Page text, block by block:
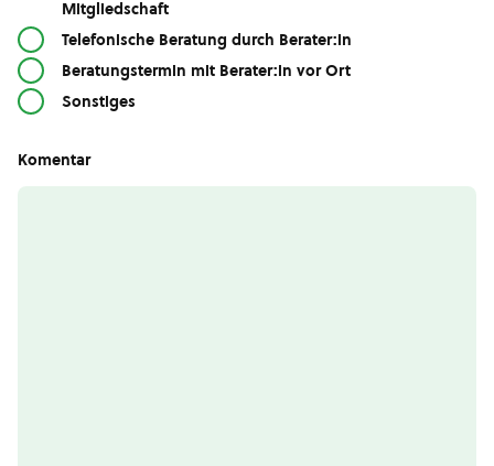
Mitgliedschaft
Telefonische Beratung durch Berater:in
Beratungstermin mit Berater:in vor Ort
Sonstiges
Komentar